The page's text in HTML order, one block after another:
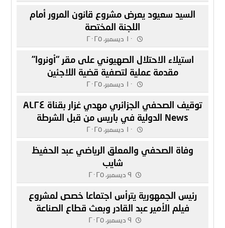
السيد سعيود يعرض مشروع قانون المرور أمام
اللجنة المختصة
١٠ ديسمبر، ٢٠٢٥
استيلاء الاحتلال الصهيوني على مقر “أونروا”
مقدمة عملية لتصفية قضية اللاجئين
١٠ ديسمبر، ٢٠٢٥
توقيف الصحفي الجزائري مهدي غزار بقناة AL٢٤
News الدولية في باريس من قبل الشرطة
الفرنسية١٠ ديسمبر، ٢٠٢٥
وفاة الصحفي والمعلق الرياضي عبد الحفيظ
شايب
٩ ديسمبر، ٢٠٢٥
رئيس الجمهورية يترأس اجتماعا خصص لمشروع
فيلم الأمير عبد القادر وبعث قطاع الصناعة
السينماتوغرافية
٩ ديسمبر، ٢٠٢٥